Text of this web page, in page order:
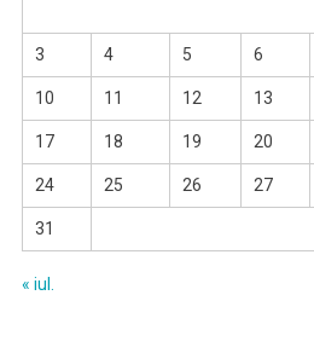
3 4 5 6
10 11 12 13
17 18 19 20
24 25 26 27
31
« iul.